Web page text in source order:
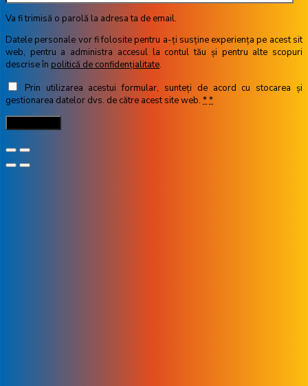
Va fi trimisă o parolă la adresa ta de email.
Datele personale vor fi folosite pentru a-ți susține experiența pe acest sit
web, pentru a administra accesul la contul tău și pentru alte scopuri
descrise în politică de confidențialitate.
Prin utilizarea acestui formular, sunteți de acord cu stocarea și
gestionarea datelor dvs. de către acest site web. **